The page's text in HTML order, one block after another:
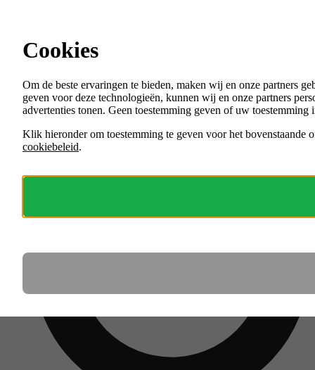
Menu
VACATURES
ORGANISATIES
Cookies
Om de beste ervaringen te bieden, maken wij en onze partners
geven voor deze technologieën, kunnen wij en onze partners
advertenties tonen. Geen toestemming geven of uw
Klik hieronder om toestemming te geven voor het bovenstaande
cookiebeleid.